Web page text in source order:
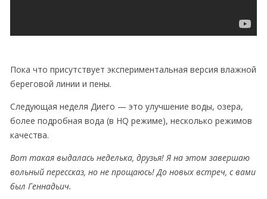
Пока что присутствует экспериментальная версия влажной
береговой линии и пены.
Следующая неделя Диего — это улучшение воды, озера,
более подробная вода (в HQ режиме), несколько режимов
качества.
Вот такая выдалась неделька, друзья! Я на этом завершаю
вольный перессказ, но не прощаюсь! До новых встреч, с вами
был Геннадьич.